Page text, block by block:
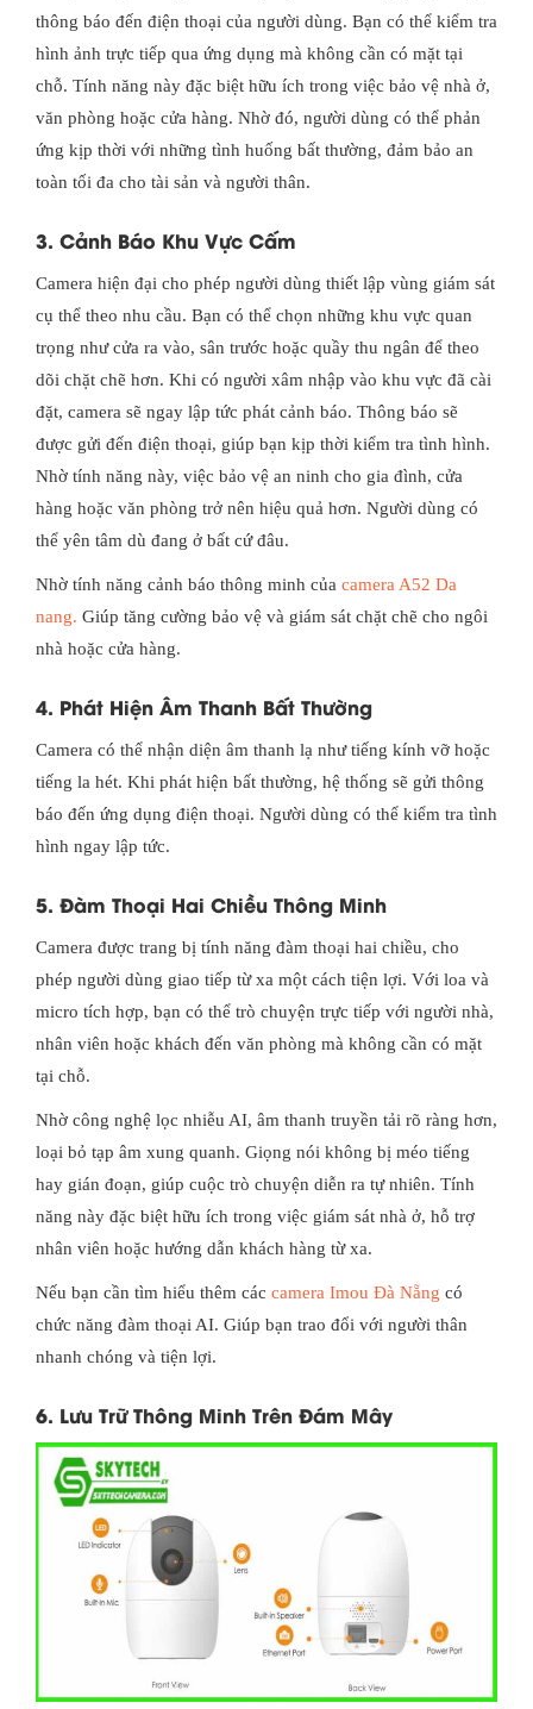
thông báo đến điện thoại của người dùng. Bạn có thể kiểm tra
hình ảnh trực tiếp qua ứng dụng mà không cần có mặt tại
chỗ. Tính năng này đặc biệt hữu ích trong việc bảo vệ nhà ở,
văn phòng hoặc cửa hàng. Nhờ đó, người dùng có thể phản
ứng kịp thời với những tình huống bất thường, đảm bảo an
toàn tối đa cho tài sản và người thân.
3. Cảnh Báo Khu Vực Cấm
Camera hiện đại cho phép người dùng thiết lập vùng giám sát
cụ thể theo nhu cầu. Bạn có thể chọn những khu vực quan
trọng như cửa ra vào, sân trước hoặc quầy thu ngân để theo
dõi chặt chẽ hơn. Khi có người xâm nhập vào khu vực đã cài
đặt, camera sẽ ngay lập tức phát cảnh báo. Thông báo sẽ
được gửi đến điện thoại, giúp bạn kịp thời kiểm tra tình hình.
Nhờ tính năng này, việc bảo vệ an ninh cho gia đình, cửa
hàng hoặc văn phòng trở nên hiệu quả hơn. Người dùng có
thể yên tâm dù đang ở bất cứ đâu.
Nhờ tính năng cảnh báo thông minh của camera A52 Da
nang. Giúp tăng cường bảo vệ và giám sát chặt chẽ cho ngôi
nhà hoặc cửa hàng.
4. Phát Hiện Âm Thanh Bất Thường
Camera có thể nhận diện âm thanh lạ như tiếng kính vỡ hoặc
tiếng la hét. Khi phát hiện bất thường, hệ thống sẽ gửi thông
báo đến ứng dụng điện thoại. Người dùng có thể kiểm tra tình
hình ngay lập tức.
5. Đàm Thoại Hai Chiều Thông Minh
Camera được trang bị tính năng đàm thoại hai chiều, cho
phép người dùng giao tiếp từ xa một cách tiện lợi. Với loa và
micro tích hợp, bạn có thể trò chuyện trực tiếp với người nhà,
nhân viên hoặc khách đến văn phòng mà không cần có mặt
tại chỗ.
Nhờ công nghệ lọc nhiễu AI, âm thanh truyền tải rõ ràng hơn,
loại bỏ tạp âm xung quanh. Giọng nói không bị méo tiếng
hay gián đoạn, giúp cuộc trò chuyện diễn ra tự nhiên. Tính
năng này đặc biệt hữu ích trong việc giám sát nhà ở, hỗ trợ
nhân viên hoặc hướng dẫn khách hàng từ xa.
Nếu bạn cần tìm hiểu thêm các camera Imou Đà Nẵng có
chức năng đàm thoại AI. Giúp bạn trao đổi với người thân
nhanh chóng và tiện lợi.
6. Lưu Trữ Thông Minh Trên Đám Mây